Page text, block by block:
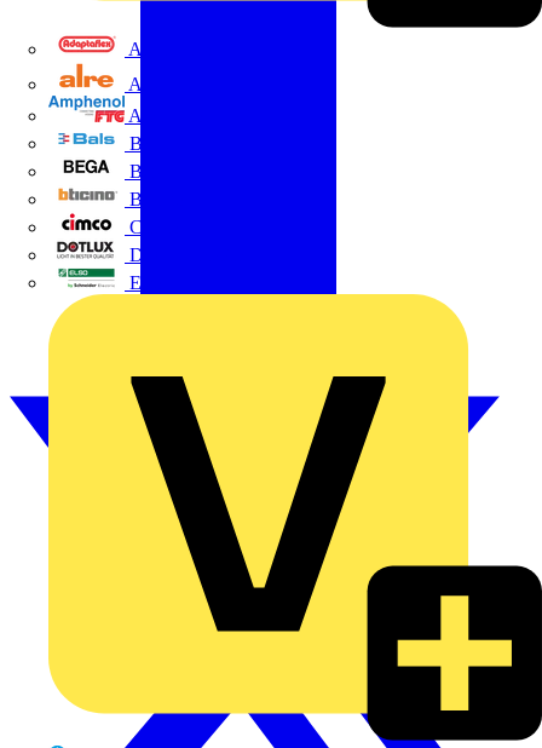
Adaptaflex
Alre
Amphenol FTG
BALS
Bega
Bticino
Cimco
DOTLUX GmbH
Elso